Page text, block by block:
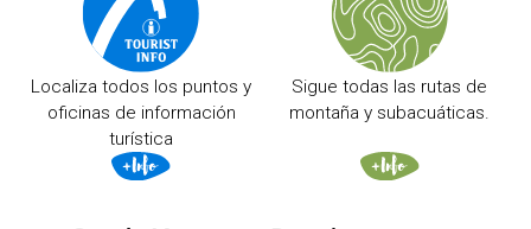
Localiza todos los puntos y
oficinas de información
turística
Sigue todas las rutas de
montaña y subacuáticas.